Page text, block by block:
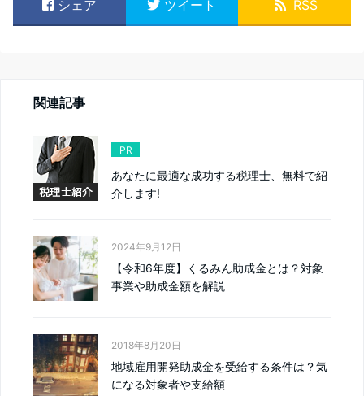
シェア ツイート RSS
関連記事
PR
あなたに最適な成功する税理士、無料で紹
介します!
2024年9月12日
【令和6年度】くるみん助成金とは？対象
事業や助成金額を解説
2018年8月20日
地域雇用開発助成金を受給する条件は？気
になる対象者や支給額